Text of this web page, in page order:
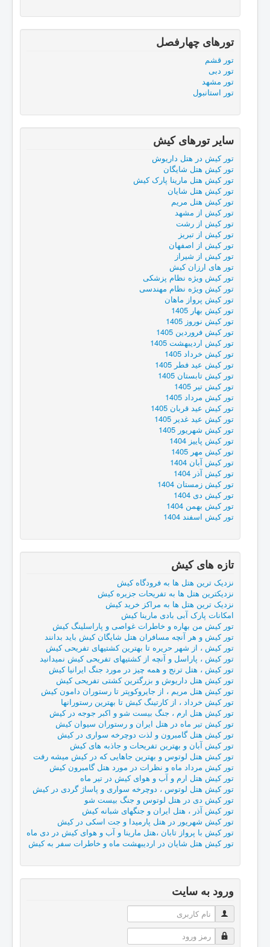
تورهای چهارفصل
تور قشم
تور دبی
تور مشهد
تور استانبول
ساير تورهای کیش
تور کیش در هتل داریوش
تور كيش هتل شایگان
تور کیش هتل مارینا پارک کیش
تور کیش هتل شایان
تور کیش هتل مریم
تور کیش از مشهد
تور کیش از رشت
تور کیش از تبریز
تور کیش از اصفهان
تور کیش از شیراز
تور های ارزان کیش
تور کیش ویژه نظام پزشکی
تور کیش ویژه نظام مهندسی
تور کیش پرواز ماهان
تور کیش بهار 1405
تور کیش نوروز 1405
تور کیش فروردین 1405
تور کیش اردیبهشت 1405
تور کیش خرداد 1405
تور کیش عید فطر 1405
تور کیش تابستان 1405
تور کیش تیر 1405
تور کیش مرداد 1405
تور کیش عید قربان 1405
تور کیش عید غدیر 1405
تور کیش شهریور 1405
تور کیش پاییز 1404
تور کیش مهر 1405
تور کیش آبان 1404
تور کیش آذر 1404
تور کیش زمستان 1404
تور کیش دی 1404
تور کیش بهمن 1404
تور کیش اسفند 1404
تازه های کیش
نزدیک ترین هتل ها به فرودگاه کیش
نزدیکترین هتل ها به تفریحات جزیره کیش
نزدیک ترین هتل ها به مراکز خرید کیش
امکانات پارک آبی بادی مارینا کیش
تور کیش من بهاره و خاطرات غواصی و پاراسلینگ کیش
تور کیش و هر آنچه مسافران هتل شایگان کیش باید بدانند
تور کیش ، از شهر حریره تا بهترین کشتیهای تفریحی کیش
تور کیش ، پاراسل و آنچه از کشتیهای تفریحی کیش نمیدانید
تور کیش ، هتل ترنج و همه چیز در مورد جنگ ایرانیا کیش
تور کیش هتل داریوش و بزرگترین کشتی تفریحی کیش
تور کیش هتل مریم ، از جایروکوپتر تا رستوران دامون کیش
تور کیش خرداد ، از کارتینگ کیش تا بهترین رستورانها
تور کیش هتل ارم ، جنگ بیست شو و اکبر جوجه در کیش
تور کیش تیر ماه در هتل ایران و رستوران سیوان کیش
تور کیش هتل گامبرون و لذت دوچرخه سواری در کیش
تور کیش آبان و بهترین تفریحات و جاذبه های کیش
تور کیش هتل لوتوس و بهترین جاهایی که در کیش میشه رفت
تور کیش مرداد ماه و نظرات در مورد هتل گامبرون کیش
تور کیش هتل ارم و آب و هوای کیش در تیر ماه
تور کیش هتل لوتوس ، دوچرخه سواری و پاساژ گردی در کیش
تور کیش دی در هتل لوتوس و جنگ بیست شو
تور کیش آذر ، هتل ایران و جنگهای شبانه کیش
تور کیش شهریور در هتل پارمیدا و جت اسکی در کیش
تور کیش با پرواز تابان ،هتل مارینا و آب و هوای کیش در دی ماه
تور کیش هتل شایان در اردیبهشت ماه و خاطرات سفر به کیش
ورود به سایت
نام کاربری
رمز ورود